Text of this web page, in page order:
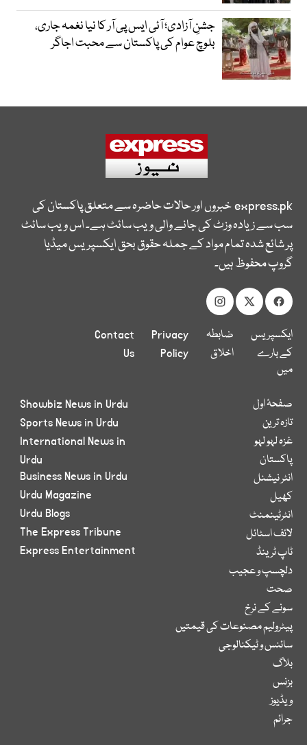
جشنِ آزادی؛ آئی ایس پی آر کا نیا نغمہ جاری،
بلوچ عوام کی پاکستان سے محبت اجاگر
express.pkخبروں اور حالات حاضرہ سے متعلق پاکستان کی
سب سے زیادہ وزٹ کی جانے والی ویب سائٹ ہے۔ اس ویب سائٹ
پر شائع شدہ تمام مواد کے جملہ حقوق بحق ایکسپریس میڈیا
گروپ محفوظ ہیں۔
ایکسپریس
کے بارے
میں
ضابطہ
اخلاق
Privacy
Policy
Contact
Us
صفحۂ اول
تازہ ترین
غزہ لہو لہو
پاکستان
انٹر نیشنل
کھیل
انٹرٹینمنٹ
لائف اسٹائل
ٹاپ ٹرینڈ
دلچسپ و عجیب
صحت
سونے کے نرخ
پیٹرولیم مصنوعات کی قیمتیں
سائنس و ٹیکنالوجی
بلاگ
بزنس
ویڈیوز
جرائم
Showbiz News in Urdu
Sports News in Urdu
International News in
Urdu
Business News in Urdu
Urdu Magazine
Urdu Blogs
The Express Tribune
Express Entertainment